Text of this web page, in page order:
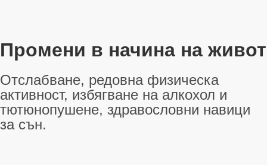
Промени в начина на живот
Отслабване, редовна физическа
активност, избягване на алкохол и
тютюнопушене, здравословни навици
за сън.